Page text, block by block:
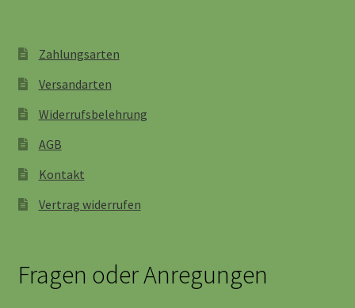
Zahlungsarten
Versandarten
Widerrufsbelehrung
AGB
Kontakt
Vertrag widerrufen
Fragen oder Anregungen